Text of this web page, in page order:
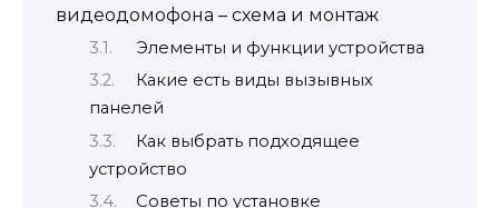
видеодомофона – схема и монтаж
Элементы и функции устройства
Какие есть виды вызывных
панелей
Как выбрать подходящее
устройство
Советы по установке